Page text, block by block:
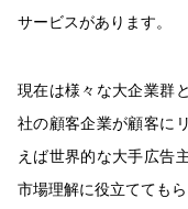
サービスがあります。
現在は様々な大企業群
社の顧客企業が顧客に
えば世界的な大手広告
市場理解に役立ててもら